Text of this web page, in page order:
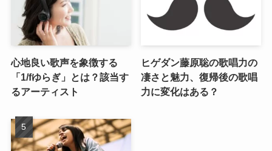
心地良い歌声を象徴する
「1/fゆらぎ」とは？該当す
るアーティスト
ヒゲダン藤原聡の歌唱力の
凄さと魅力、復帰後の歌唱
力に変化はある？